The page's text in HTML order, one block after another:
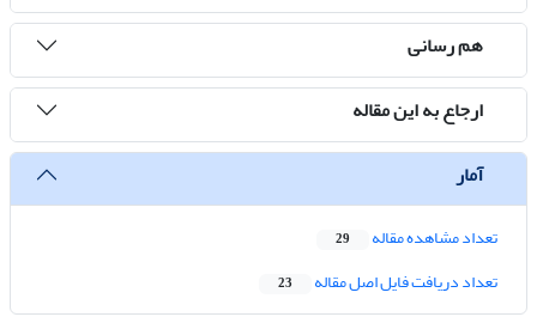
هم رسانی
ارجاع به این مقاله
آمار
تعداد مشاهده مقاله 29
تعداد دریافت فایل اصل مقاله 23